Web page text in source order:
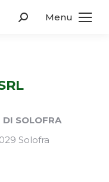
Menu
Search:
SOLOFRA
Solofra